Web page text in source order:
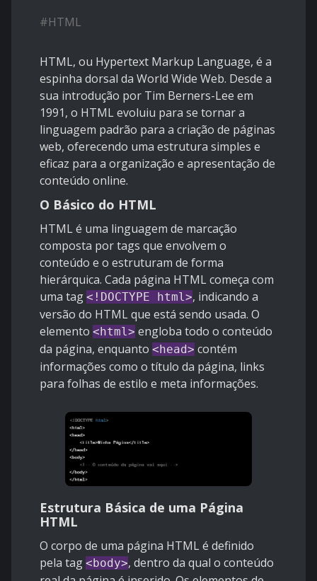
#HTML
HTML, ou Hypertext Markup Language, é a
espinha dorsal da World Wide Web. Desde a
sua introdução por Tim Berners-Lee em
1991, o HTML evoluiu para se tornar a
linguagem padrão para a criação de páginas
web, oferecendo uma estrutura simples e
eficaz para a organização e apresentação de
conteúdo online.
O Básico do HTML
HTML é uma linguagem de marcação
composta por tags que envolvem o
conteúdo e o estruturam de forma
hierárquica. Cada página HTML começa com
uma tag <!DOCTYPE html>, indicando a
versão do HTML que está sendo usada. O
elemento <html> engloba todo o conteúdo
da página, enquanto <head> contém
informações como o título da página, links
para folhas de estilo e meta informações.
Estrutura Básica de uma Página
HTML
O corpo de uma página HTML é definido
pela tag <body>, dentro da qual o conteúdo